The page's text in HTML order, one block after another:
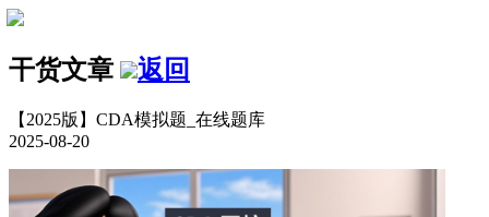
干货文章 返回
【2025版】CDA模拟题_在线题库
2025-08-20